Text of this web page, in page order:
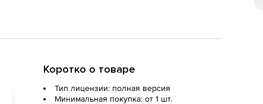
Коротко о товаре
Тип лицензии: полная версия
Минимальная покупка: от 1 шт.